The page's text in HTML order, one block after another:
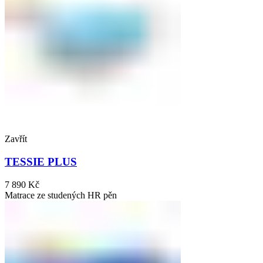
Zavřít
TESSIE PLUS
7 890 Kč
Matrace ze studených HR pěn